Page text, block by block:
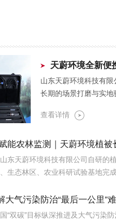
山东天蔚环境科技有
长期的场景打磨与实
局限...
查看详情
东天蔚环境科技有限公司自研的
生态林区、农业科研试验基地完
研判与早期病害识别，...
“双碳”目标纵深推进及大气污染